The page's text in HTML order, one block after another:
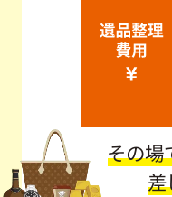
その場
差